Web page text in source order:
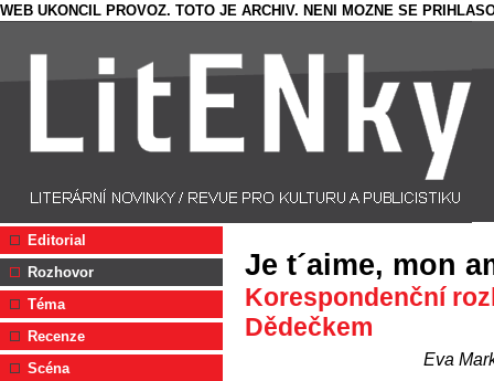
WEB UKONCIL PROVOZ. TOTO JE ARCHIV. NENI MOZNE SE
Editorial
Rozhovor
Téma
Recenze
Scéna
Je t´aime, mon
Korespondenční
Dědečkem
Eva